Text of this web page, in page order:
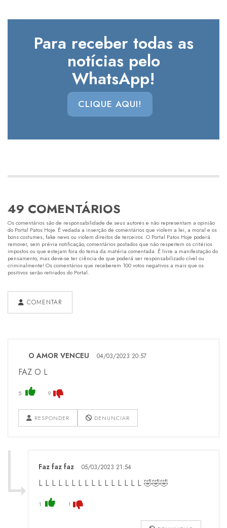
Para receber todas as
notícias pelo
WhatsApp!
CLIQUE AQUI!
49 COMENTÁRIOS
Os comentários são de responsabilidade de seus autores e não representam a opinião
do Portal Patos Hoje. É vedada a inserção de comentários que violem a lei, a moral e os
bons costumes, fake news ou violem direitos de terceiros. O Portal Patos Hoje poderá
remover, sem prévia notificação, comentários postados que não respeitem os critérios
impostos ou que estejam fora do tema da matéria comentada. É livre a manifestação do
pensamento, mas deve-se ter ciência de que poderá ser responsabilizado cível ou
criminalmente! Os comentários que receberem 100 votos negativos a mais que os
positivos serão retirados do Portal.
COMENTAR
O AMOR VENCEU 04/03/2023 20:57
FAZ O L
5 9
RESPONDER DENUNCIAR
Faz faz faz 05/03/2023 21:54
L L L L L L L L L L L L L L L L 🤣🤣🤣
1 1